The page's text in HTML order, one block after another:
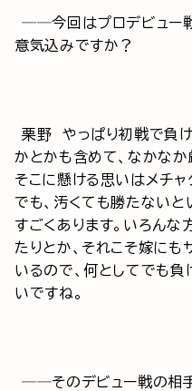
──今回はプロデビュー戦
意気込みですか？
栗野 やっぱり初戦で負け
かとかも含めて、なかなか
そこに懸ける思いはメチャ
でも、汚くても勝たないと
すごくあります。いろん
たりとか、それこそ嫁にも
いるので、何としてでも
いですね。
──そのデビュー戦の相